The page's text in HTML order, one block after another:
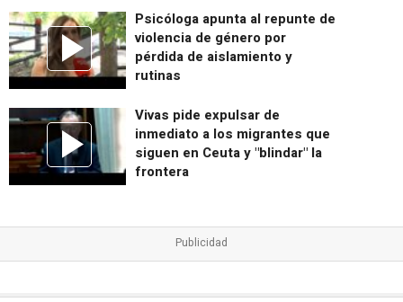
Psicóloga apunta al repunte de
violencia de género por
pérdida de aislamiento y
rutinas
Vivas pide expulsar de
inmediato a los migrantes que
siguen en Ceuta y "blindar" la
frontera